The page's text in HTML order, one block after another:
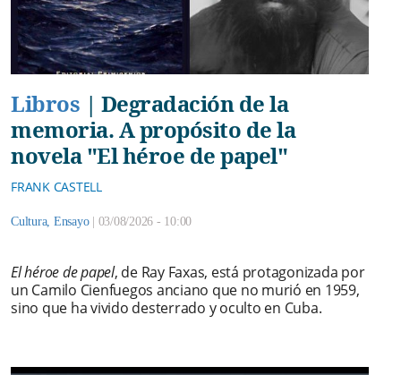
Libros | Degradación de la
memoria. A propósito de la
novela "El héroe de papel"
FRANK CASTELL
Cultura, Ensayo | 03/08/2026 - 10:00
El héroe de papel, de Ray Faxas, está protagonizada por
un Camilo Cienfuegos anciano que no murió en 1959,
sino que ha vivido desterrado y oculto en Cuba.